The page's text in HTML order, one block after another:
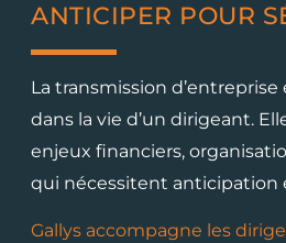
ANTICIPER POUR
La transmission
dans la vie d’un dirigeant.
enjeux financiers,
qui nécessitent anticipation
Gallys accompagne les